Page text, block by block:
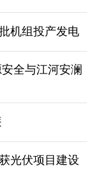
机组投产发电
全与江河安澜
光伏项目建设